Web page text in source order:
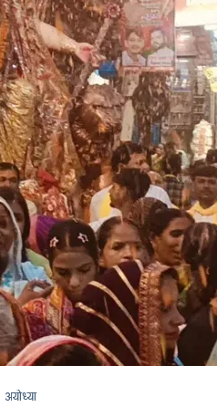
अयोध्या